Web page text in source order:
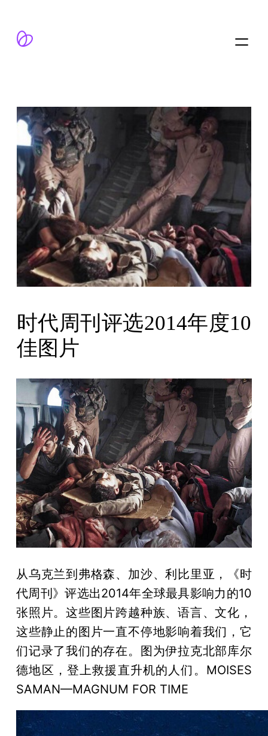
时代周刊评选2014年度10
佳图片
从乌克兰到弗格森、加沙、利比里亚，《时
代周刊》评选出2014年全球最具影响力的10
张照片。这些图片跨越种族、语言、文化，
这些静止的图片一直不停地影响着我们，它
们记录了我们的存在。图为伊拉克北部库尔
德地区，登上救援直升机的人们。MOISES
SAMAN—MAGNUM FOR TIME